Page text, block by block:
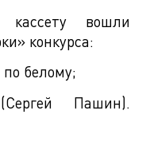
вошли
конкурса:
белому;
Пашин).